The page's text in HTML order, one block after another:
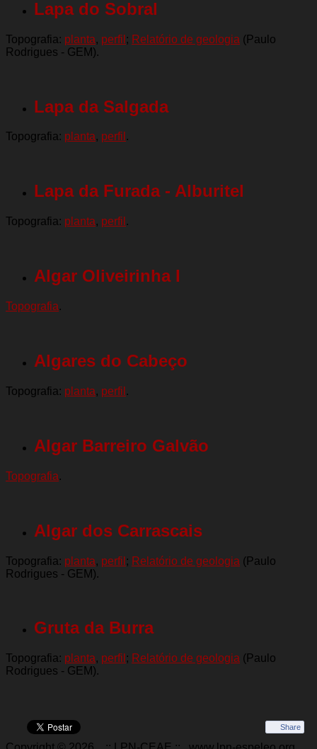
Lapa do Sobral
Topografia: planta, perfil ; Relatório de geologia (Paulo
Rodrigues - GEM).
Lapa da Salgada
Topografia: planta, perfil .
Lapa da Furada - Alburitel
Topografia: planta, perfil .
Algar Oliveirinha I
Topografia.
Algares do Cabeço
Topografia: planta, perfil .
Algar Barreiro Galvão
Topografia.
Algar dos Carrascais
Topografia: planta, perfil ; Relatório de geologia (Paulo
Rodrigues - GEM).
Gruta da Burra
Topografia: planta, perfil ; Relatório de geologia (Paulo
Rodrigues - GEM).
Share